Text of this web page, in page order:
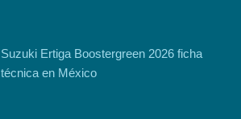
Suzuki Ertiga Boostergreen 2026 ficha
técnica en México